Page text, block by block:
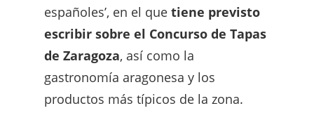
españoles’, en el que tiene previsto
escribir sobre el Concurso de Tapas
de Zaragoza, así como la
gastronomía aragonesa y los
productos más típicos de la zona.